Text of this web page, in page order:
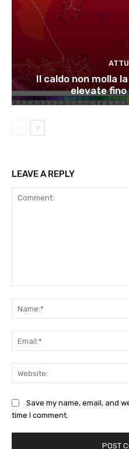
Il caldo non molla
elevate
LEAVE A REPLY
Save my name, email, and
time I comment.